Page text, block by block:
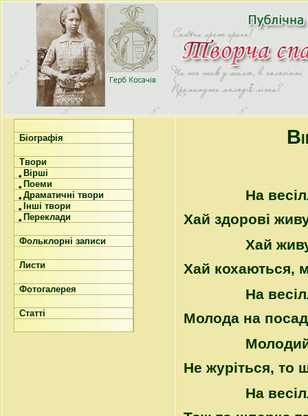
Біографія
Твори
Вірші
Поеми
Драматичні твори
Інші твори
Переклади
Фольклорні записи
Листи
Фотогалерея
Статті
На
Хай здорові
Хай
Хай кохаються,
На
Молода на
Не журіться, то
На